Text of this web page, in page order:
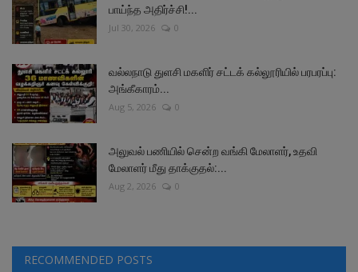
பாய்ந்த அதிர்ச்சி!...
Jul 30, 2026 0
வல்லநாடு துளசி மகளிர் சட்டக் கல்லூரியில் பரபரப்பு:
அங்கீகாரம்...
Aug 5, 2026 0
அலுவல் பணியில் சென்ற வங்கி மேலாளர், உதவி
மேலாளர் மீது தாக்குதல்:...
Aug 2, 2026 0
RECOMMENDED POSTS